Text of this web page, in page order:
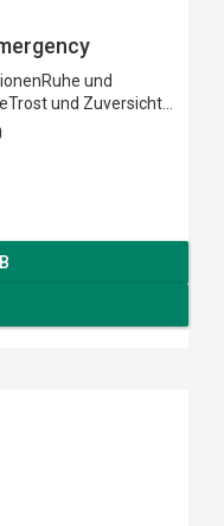
und
und Zuversicht...